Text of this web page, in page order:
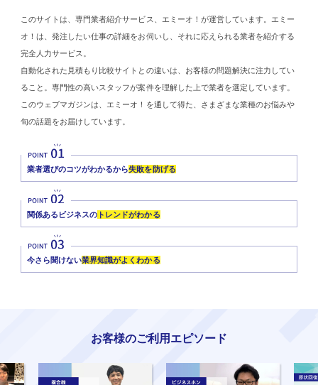
このサイトは、専門業者紹介サービス、エミーオ！が運営しています。エミー
オ！は、発注したい仕事の詳細をお伺いし、それに応えられる業者を紹介する
完全人力サービス。
自動化された見積もり比較サイトとの違いは、お客様の問題解決に注力してい
ること。専門性の高いスタッフが案件を理解した上で業者を選定しています。
このウェブマガジンは、エミーオ！を通して得た、さまざまな業種のお悩みや
旬の話題をお届けしています。
業者選びのコツがわかるから失敗を防げる
関係あるビジネスの トレンドがわかる
今さら聞けない業界知識がよくわかる
お客様のご利用エピソード